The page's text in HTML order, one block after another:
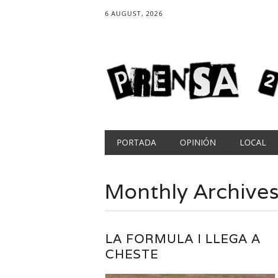
6 AUGUST, 2026
Main menu
PORTADA OPINIÓN LOCAL
Monthly
LA FORMULA I LLEGA A
CHESTE